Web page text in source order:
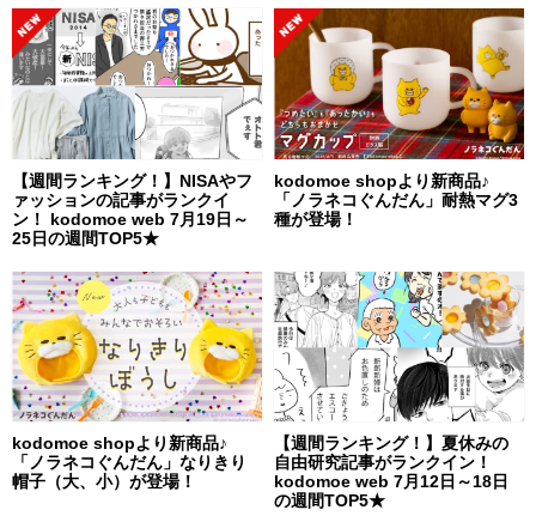
【週間ランキング！】NISAやフ
ァッションの記事がランクイ
ン！ kodomoe web 7月19日～
25日の週間TOP5★
kodomoe shopより新商品♪
「ノラネコぐんだん」耐熱マグ3
種が登場！
kodomoe shopより新商品♪
「ノラネコぐんだん」なりきり
帽子（大、小）が登場！
【週間ランキング！】夏休みの
自由研究記事がランクイン！
kodomoe web 7月12日～18日
の週間TOP5★